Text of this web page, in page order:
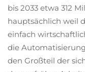
bis 2033 etwa 312
hauptsächlich weil
einfach
die
den Großteil der